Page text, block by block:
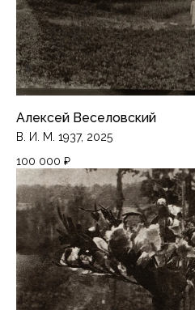
Алексей Веселовский
В. И. М. 1937, 2025
100 000 ₽